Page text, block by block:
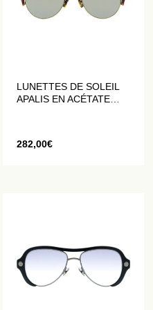
LUNETTES DE SOLEIL
APALIS EN ACÉTATE
282,00€